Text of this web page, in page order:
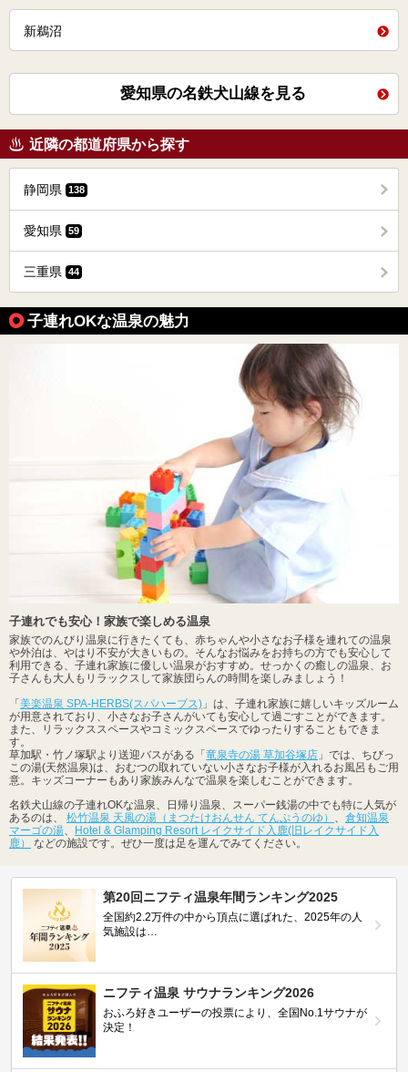
新鵜沼
愛知県の名鉄犬山線を見る
近隣の都道府県から探す
静岡県 138
愛知県 59
三重県 44
子連れOKな温泉の魅力
子連れでも安心！家族で楽しめる温泉
家族でのんびり温泉に行きたくても、赤ちゃんや小さなお子様を連れての温泉
や外泊は、やはり不安が大きいもの。そんなお悩みをお持ちの方でも安心して
利用できる、子連れ家族に優しい温泉がおすすめ。せっかくの癒しの温泉、お
子さんも大人もリラックスして家族団らんの時間を楽しみましょう！
「 美楽温泉 SPA-HERBS(スパハーブス) 」は、子連れ家族に嬉しいキッズルーム
が用意されており、小さなお子さんがいても安心して過ごすことができます。
また、リラックススペースやコミックスペースでゆったりすることもできま
す。
草加駅・竹ノ塚駅より送迎バスがある「 竜泉寺の湯 草加谷塚店 」では、ちびっ
この湯(天然温泉)は、おむつの取れていない小さなお子様が入れるお風呂もご用
意。キッズコーナーもあり家族みんなで温泉を楽しむことができます。
名鉄犬山線の子連れOKな温泉、日帰り温泉、スーパー銭湯の中でも特に人気が
あるのは、 松竹温泉 天風の湯（まつたけおんせん てんぷうのゆ） 、 倉知温泉
マーゴの湯、
Hotel & Glamping Resort レイクサイド入鹿(旧レイクサイド入
鹿）
などの施設です。ぜひ一度は足を運んでみてください。
第20回ニフティ温泉年間ランキング2025
全国約2.2万件の中から頂点に選ばれた、2025年の人
気施設は…
ニフティ温泉 サウナランキング2026
おふろ好きユーザーの投票により、全国No.1サウナが
決定！